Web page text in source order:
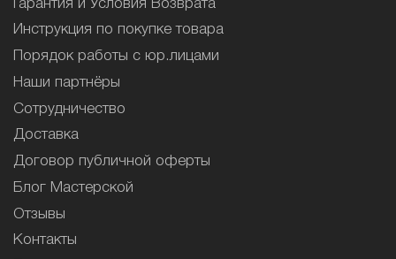
Гарантия и Условия Возврата
Инструкция по покупке товара
Порядок работы с юр.лицами
Наши партнёры
Сотрудничество
Доставка
Договор публичной оферты
Блог Мастерской
Отзывы
Контакты